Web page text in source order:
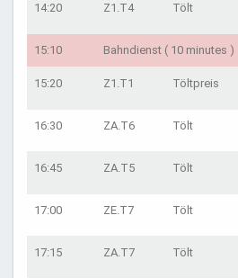
14:20 Z1.T4 Tölt
15:10 Bahndienst ( 10 minutes )
15:20 Z1.T1 Töltpreis
16:30 ZA.T6 Tölt
16:45 ZA.T5 Tölt
17:00 ZE.T7 Tölt
17:15 ZA.T7 Tölt